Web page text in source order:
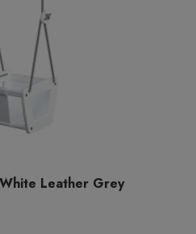
Leather Grey